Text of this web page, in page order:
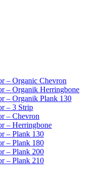
– Organic Chevron
– Organik Herringbone
– Organik Plank 130
– 3 Strip
– Chevron
– Herringbone
– Plank 130
– Plank 180
– Plank 200
– Plank 210